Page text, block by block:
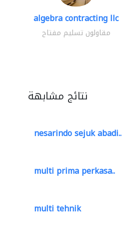
algebra contracting llc
مقاولون تسليم مفتاح
نتائج مشابهة
nesarindo sejuk abadi..
multi prima perkasa..
multi tehnik